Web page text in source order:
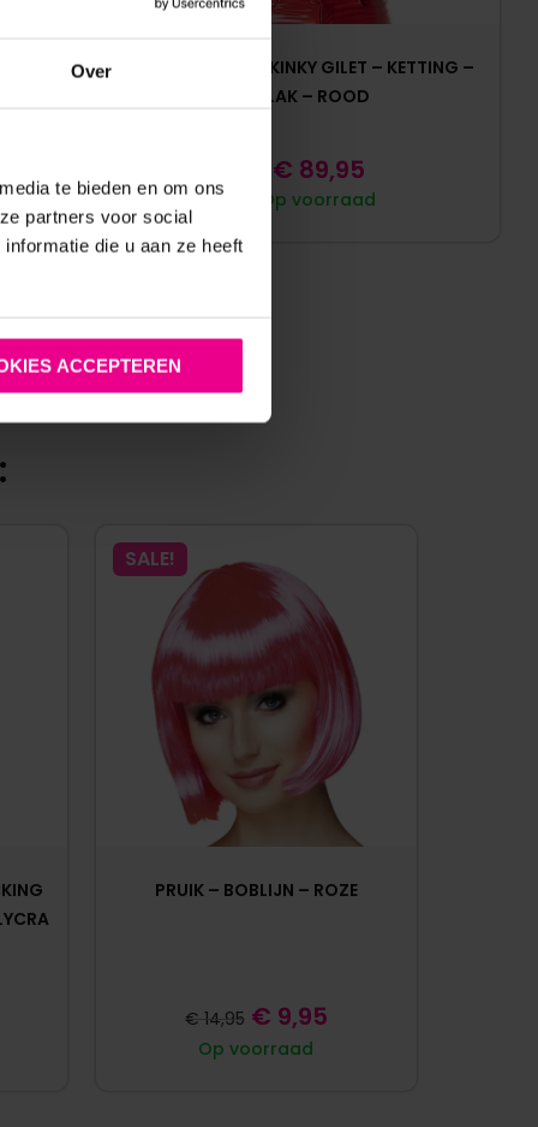
Over
te bieden en om ons
partners voor social
die u aan ze heeft
ACCEPTEREN
HALS –
TOF PARIS – KINKY GILET – KETTING –
LAK – ROOD
Op voorraad
€ 89,95
SALE!
PRUIK – BOBLIJN – ROZE
Op voorraad
€ 14,95 € 9,95